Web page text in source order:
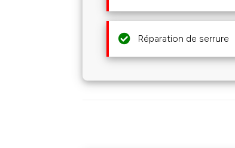
Réparation de serrure